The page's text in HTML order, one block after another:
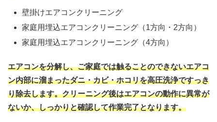
壁掛けエアコンクリーニング
家庭用埋込エアコンクリーニング（1方向・2方向）
家庭用埋込エアコンクリーニング（4方向）
エアコンを分解し、ご家庭では触ることのできないエアコ
ン内部に溜まったダニ・カビ・ホコリを高圧洗浄ですっき
り除去します。クリーニング後はエアコンの動作に異常が
ないか、しっかりと確認して作業完了となります。